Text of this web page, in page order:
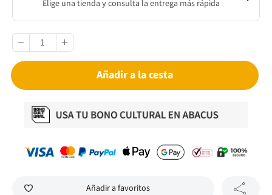
Elige una tienda y consulta la entrega más rápida
Añadir a la cesta
Añadir a favoritos